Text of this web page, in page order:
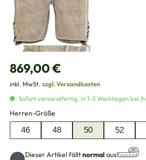
Regulärer Preis:
869,00 €
inkl. MwSt. zzgl. Versandkosten
Sofort versandfertig, in 1-3 Werktagen bei
Herren-Größe
46 48 50 52
Dieser Artikel fälltnormal aus!